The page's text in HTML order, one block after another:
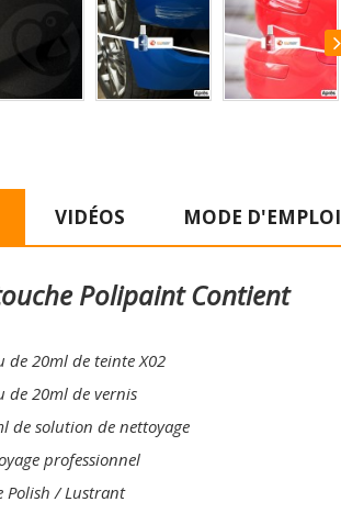
VIDÉOS MODE D'EMPLOI
Polipaint Contient
de 20ml de teinte X02
de 20ml de vernis
de solution de nettoyage
professionnel
Polish / Lustrant